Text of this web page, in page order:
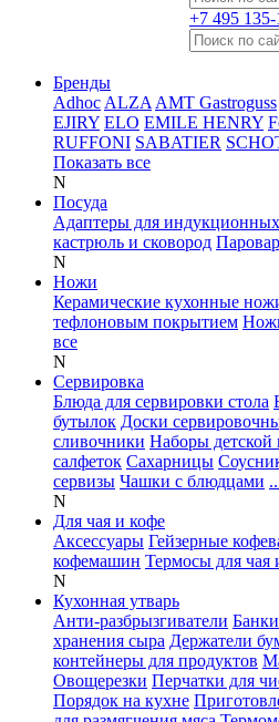
+7 495
Бренды
Adhoc ALZA AMT Gastroguss
EJIRY ELO EMILE HENRY
RUFFONI SABATIER
Показать все
N
Посуда
Адаптеры для
кастрюль и сковород
N
Ножи
Керамические кухонные
тефлоновым покрытием
все
N
Сервировка
Блюда для сервировки стола
бутылок Доски
сливочники Наборы детской
салфеток Сахарницы
сервизы Чашки с блюдцами
N
Для чая и кофе
Аксессуары Гейзерные
кофемашин Термосы для чая
N
Кухонная утварь
Анти-разбрызгиватели
хранения сыра Держатели
контейнеры для продуктов
Овощерезки Перчатки для
Порядок на кухне